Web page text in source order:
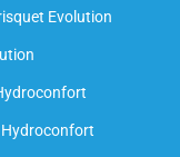
Evolution​
Hydroconfort